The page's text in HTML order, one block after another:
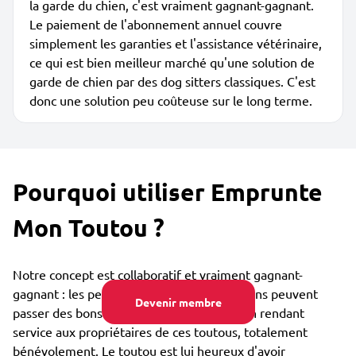
Devenir membre
la garde du chien, c'est vraiment gagnant-gagnant.
Le paiement de l'abonnement annuel couvre
simplement les garanties et l'assistance vétérinaire,
ce qui est bien meilleur marché qu'une solution de
garde de chien par des dog sitters classiques. C'est
donc une solution peu coûteuse sur le long terme.
Pourquoi utiliser Emprunte
Mon Toutou ?
Notre concept est collaboratif et vraiment gagnant-
gagnant : les personnes qui aiment les chiens peuvent
passer des bons moments avec eux tout en rendant
service aux propriétaires de ces toutous, totalement
bénévolement. Le toutou est lui heureux d'avoir